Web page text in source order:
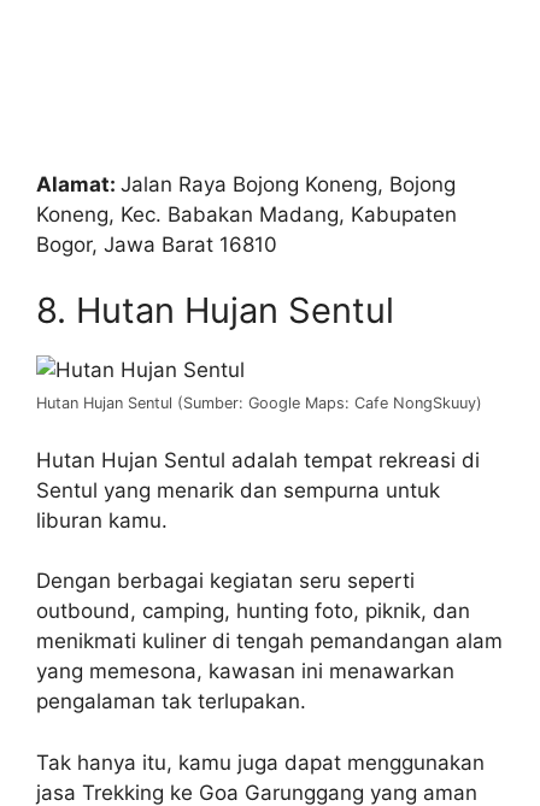
Alamat: Jalan Raya Bojong Koneng, Bojong
Koneng, Kec. Babakan Madang, Kabupaten
Bogor, Jawa Barat 16810
8. Hutan Hujan Sentul
Hutan Hujan Sentul (Sumber: Google Maps: Cafe NongSkuuy)
Hutan Hujan Sentul adalah tempat rekreasi di
Sentul yang menarik dan sempurna untuk
liburan kamu.
Dengan berbagai kegiatan seru seperti
outbound, camping, hunting foto, piknik, dan
menikmati kuliner di tengah pemandangan alam
yang memesona, kawasan ini menawarkan
pengalaman tak terlupakan.
Tak hanya itu, kamu juga dapat menggunakan
jasa Trekking ke Goa Garunggang yang aman